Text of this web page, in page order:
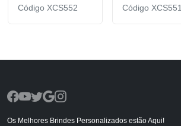
Código XCS552 Código XCS551
Os Melhores Brindes Personalizados estão Aqui!